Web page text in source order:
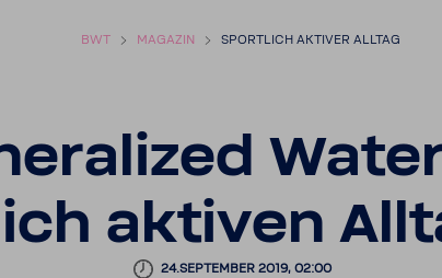
BWT MAGAZIN SPORT­LICH AKTIVER ALLTAG
aktiven
24.SEPTEMBER 2019, 02:00